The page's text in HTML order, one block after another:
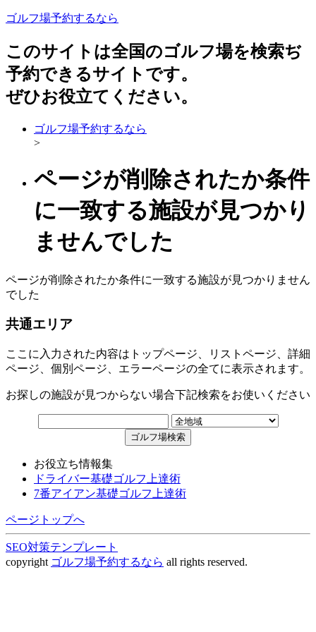
ゴルフ場予約するなら
このサイトは全国のゴルフ場を検索ぢ
予約できるサイトです。
ぜひお役立てください。
ゴルフ場予約するなら
>
ページが削除されたか条件
に一致する施設が見つかり
ませんでした
ページが削除されたか条件に一致する施設が見つかりません
でした
共通エリア
ここに入力された内容はトップページ、リストページ、詳細
ページ、個別ページ、エラーページの全てに表示されます。
お探しの施設が見つからない場合下記検索をお使いください
お役立ち情報集
ドライバー基礎ゴルフ上達術
7番アイアン基礎ゴルフ上達術
ページトップへ
SEO対策テンプレート
copyright ゴルフ場予約するなら all rights reserved.